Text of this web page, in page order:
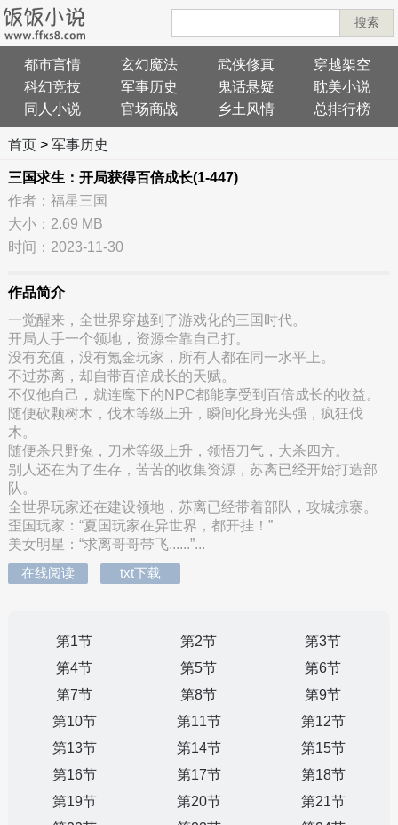
搜索
都市言情 玄幻魔法 武侠修真
穿越架空
科幻竞技
军事历史 鬼话悬疑
耽美小说
同人小说
官场商战 乡土风情 总排行榜
首页> 军事历史
三国求生：开局获得百倍成长(1-447)
作者：福星三国
大小：2.69 MB
时间：2023-11-30
作品简介
一觉醒来，全世界穿越到了游戏化的三国时代。
开局人手一个领地，资源全靠自己打。
没有充值，没有氪金玩家，所有人都在同一水平上。
不过苏离，却自带百倍成长的天赋。
不仅他自己，就连麾下的NPC都能享受到百倍成长的收益。
随便砍颗树木，伐木等级上升，瞬间化身光头强，疯狂伐
木。
随便杀只野兔，刀术等级上升，领悟刀气，大杀四方。
别人还在为了生存，苦苦的收集资源，苏离已经开始打造部
队。
全世界玩家还在建设领地，苏离已经带着部队，攻城掠寨。
歪国玩家：“夏国玩家在异世界，都开挂！”
美女明星：“求离哥哥带飞......”...
在线阅读
txt下载
第1节 第2节
第3节
第4节
第5节
第6节
第7节
第8节
第9节
第10节
第11节
第12节
第13节
第14节
第15节
第16节
第17节
第18节
第19节
第20节
第21节